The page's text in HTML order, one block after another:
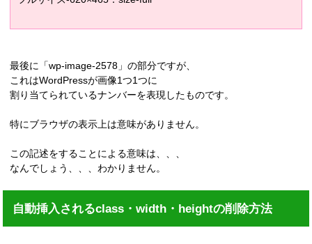
最後に「wp-image-2578」の部分ですが、
これはWordPressが画像1つ1つに
割り当てられているナンバーを表現したものです。
特にブラウザの表示上は意味がありません。
この記述をすることによる意味は、、、
なんでしょう、、、わかりません。
自動挿入されるclass・width・heightの削除方法